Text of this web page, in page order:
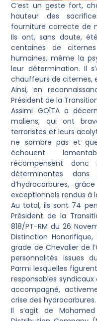
C’est un geste fort,
hauteur des
fourniture correcte de
Ils ont, sans doute,
centaines de
humaines, même la
leur détermination. Il
chauffeurs de citernes,
Ainsi, en
Président de la
Assimi GOÏTA a
maliens, qui ont
terroristes et leurs
ne sombre pas et
échouent
récompensent
déterminantes
d’hydrocarbures,
exceptionnels rendus à
Au total, ils sont 74
Président de la
818/PT-RM du 26
Distinction
grade de Chevalier de
personnalités issues
Parmi lesquelles
responsables
accompagné,
crise des hydrocarbures.
Il s’agit de Mohamed